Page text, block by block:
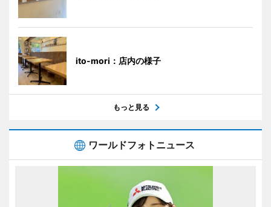
ito-mori：店内の様子
もっと見る
ワールドフォトニュース